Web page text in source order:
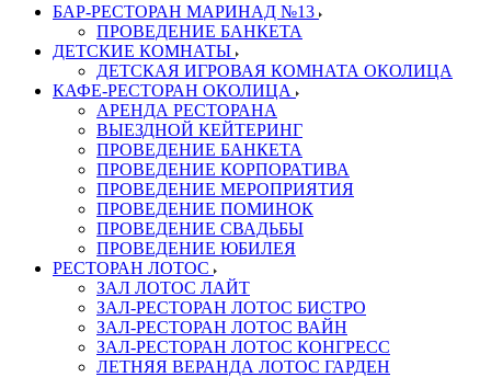
БАР-РЕСТОРАН МАРИНАД №13
ПРОВЕДЕНИЕ БАНКЕТА
ДЕТСКИЕ КОМНАТЫ
ДЕТСКАЯ ИГРОВАЯ КОМНАТА ОКОЛИЦА
КАФЕ-РЕСТОРАН ОКОЛИЦА
АРЕНДА РЕСТОРАНА
ВЫЕЗДНОЙ КЕЙТЕРИНГ
ПРОВЕДЕНИЕ БАНКЕТА
ПРОВЕДЕНИЕ КОРПОРАТИВА
ПРОВЕДЕНИЕ МЕРОПРИЯТИЯ
ПРОВЕДЕНИЕ ПОМИНОК
ПРОВЕДЕНИЕ СВАДЬБЫ
ПРОВЕДЕНИЕ ЮБИЛЕЯ
РЕСТОРАН ЛОТОС
ЗАЛ ЛОТОС ЛАЙТ
ЗАЛ-РЕСТОРАН ЛОТОС БИСТРО
ЗАЛ-РЕСТОРАН ЛОТОС ВАЙН
ЗАЛ-РЕСТОРАН ЛОТОС КОНГРЕСС
ЛЕТНЯЯ ВЕРАНДА ЛОТОС ГАРДЕН